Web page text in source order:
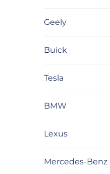
Geely
Buick
Tesla
BMW
Lexus
Mercedes-Benz